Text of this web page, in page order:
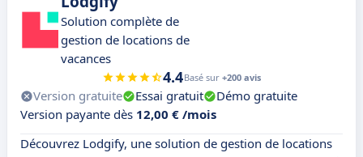
Solution complète de
gestion de locations de
vacances
4.4Basé sur +200 avis
Version gratuite Essai gratuit
Démo gratuite
Version payante dès 12,00 € /mois
Découvrez Lodgify, une solution de gestion de locations